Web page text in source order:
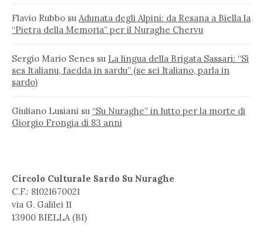
Flavio Rubbo su Adunata degli Alpini: da Resana a Biella la
“Pietra della Memoria” per il Nuraghe Chervu
Sergio Mario Senes su La lingua della Brigata Sassari: “Si
ses Italianu, faedda in sardu” (se sei Italiano, parla in
sardo)
Giuliano Lusiani su “Su Nuraghe” in lutto per la morte di
Giorgio Frongia di 83 anni
Circolo Culturale Sardo Su Nuraghe
C.F.: 81021670021
via G. Galilei 11
13900 BIELLA (BI)